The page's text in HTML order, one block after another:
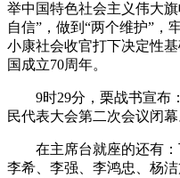
举中国特色社会主义伟大
自信”，做到“两个维护”，
小康社会收官打下决定性
国成立70周年。
9时29分，栗战书宣布
民代表大会第二次会议闭
在主席台就座的还有：
李希、李强、李鸿忠、杨